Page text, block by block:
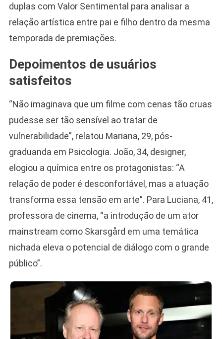
duplas com Valor Sentimental para analisar a
relação artística entre pai e filho dentro da mesma
temporada de premiações.
Depoimentos de usuários
satisfeitos
“Não imaginava que um filme com cenas tão cruas
pudesse ser tão sensível ao tratar de
vulnerabilidade”, relatou Mariana, 29, pós-
graduanda em Psicologia. João, 34, designer,
elogiou a química entre os protagonistas: “A
relação de poder é desconfortável, mas a atuação
transforma essa tensão em arte”. Para Luciana, 41,
professora de cinema, “a introdução de um ator
mainstream como Skarsgård em uma temática
nichada eleva o potencial de diálogo com o grande
público”.